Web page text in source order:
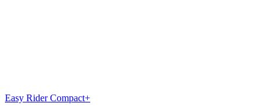
Easy Rider Compact+